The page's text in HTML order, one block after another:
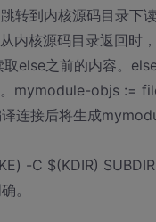
转到内核源码目录下
核源码目录返回时，
else之前的内容。
mymodule-objs :=
接后将生成
-C $(KDIR)
。